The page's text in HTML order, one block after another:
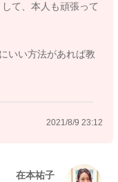
て、本人も頑張って
いい方法があれば教
2021/8/9 23:12
在本祐子